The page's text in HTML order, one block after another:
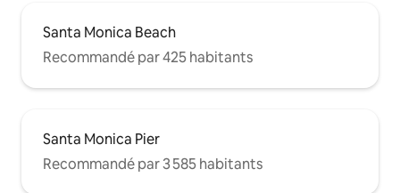
Santa Monica Beach
Recommandé par 425 habitants
Santa Monica Pier
Recommandé par 3 585 habitants